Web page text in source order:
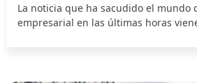
La noticia que ha sacudido el mundo
empresarial en las últimas horas